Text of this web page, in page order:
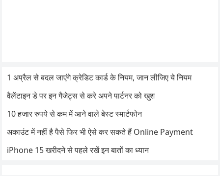
1 अप्रैल से बदल जाएंगे क्रेडिट कार्ड के नियम, जान लीजिए ये नियम
वैलेंटाइन डे पर इन गैजेट्स से करे अपने पार्टनर को खुश
10 हजार रुपये से कम में आने वाले बेस्ट स्मार्टफोन
अकाउंट में नहीं है पैसे फिर भी ऐसे कर सकते हैं Online Payment
iPhone 15 खरीदने से पहले रखें इन बातों का ध्यान